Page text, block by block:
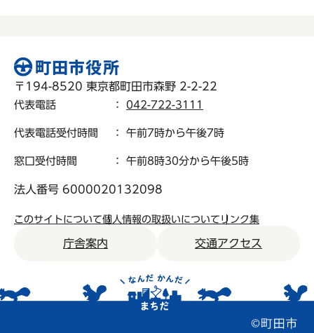
〒194-8520 東京都町田市森野 2-2-22
代表電話 ： 042-722-3111
代表電話受付時間 ： 午前7時から午後7時
窓口受付時間 ： 午前8時30分から午後5時
法人番号 6000020132098
このサイトについて個人情報の取扱いについて リンク集
庁舎案内 交通アクセス